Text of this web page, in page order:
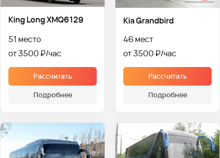
King Long XMQ6129
51 место
от 3500 ₽
Рассчитать
Подробнее
Kia Grandbird
46 мест
от 3500 ₽
Рассчитать
Подробнее